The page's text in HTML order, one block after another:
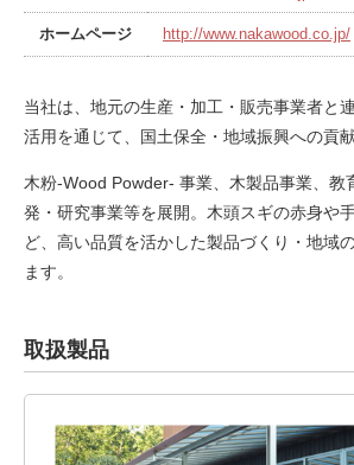
ホームページ http://www.nakawood.co.jp/
当社は、地元の生産・加工・販売事業者と
活用を通じて、国土保全・地域振興への貢
木粉-Wood Powder- 事業、木製品事業、教
発・研究事業等を展開。木頭スギの赤身や
ど、高い品質を活かした製品づくり・地域
ます。
取扱製品